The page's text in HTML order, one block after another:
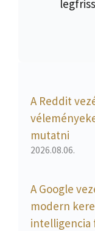
A Reddit
mutatni
2026.08.06.
A Google
modern
intelligencia